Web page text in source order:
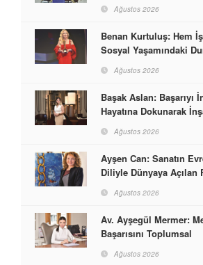
Ağustos 2026
Benan Kurtuluş: Hem
Sosyal Yaşamındaki
Ağustos 2026
Başak Aslan: Başarıyı
Hayatına Dokunarak
Ağustos 2026
Ayşen Can: Sanatın
Diliyle Dünyaya Açılan
Ağustos 2026
Av. Ayşegül Mermer:
Başarısını Toplumsal
Ağustos 2026